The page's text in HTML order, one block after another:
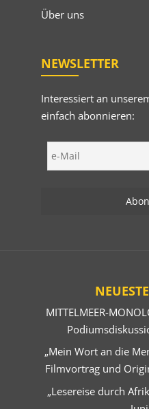
Über uns
NEWSLETTER
Interessiert an
einfach abonnieren:
MITTELMEER-
„Mein Wort an die
Filmvortrag und
„Lesereise durch